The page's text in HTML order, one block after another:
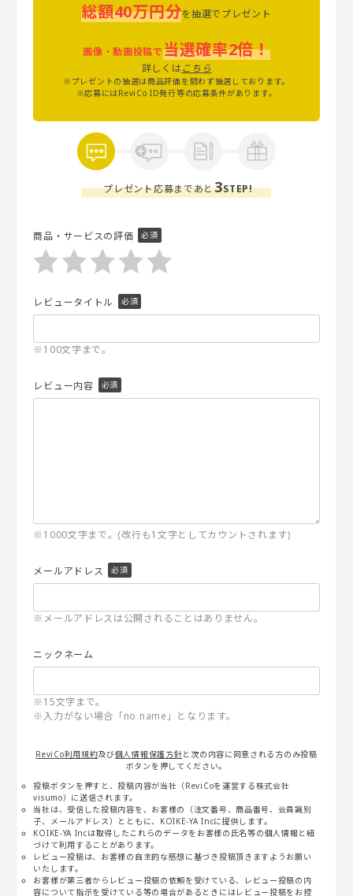
総額40万円分を抽選でプレゼント
画像・動画投稿で当選確率2倍！
詳しくはこちら
※プレゼントの抽選は商品評価を問わず抽選しております。
※応募にはReviCo ID発行等の応募条件があります。
プレゼント応募まであと3STEP!
商品・サービスの評価
レビュータイトル
※100文字まで。
レビュー内容
※1000文字まで。(改行も1文字としてカウントされます)
メールアドレス
※メールアドレスは公開されることはありません。
ニックネーム
※15文字まで。
※入力がない場合「no name」となります。
ReviCo利用規約及び個人情報保護方針と次の内容に同意される方のみ投稿
ボタンを押してください。
投稿ボタンを押すと、投稿内容が当社（ReviCoを運営する株式会社
visumo）に送信されます。
当社は、受信した投稿内容を、お客様の（注文番号、商品番号、会員識別
子、メールアドレス）とともに、KOIKE-YA Incに提供します。
KOIKE-YA Incは取得したこれらのデータをお客様の氏名等の個人情報と紐
づけて利用することがあります。
レビュー投稿は、お客様の自主的な感想に基づき投稿頂きますようお願い
いたします。
お客様が第三者からレビュー投稿の依頼を受けている、レビュー投稿の内
容について指示を受けている等の場合があるときにはレビュー投稿をお控